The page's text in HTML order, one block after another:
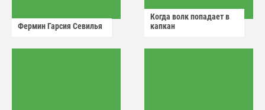
Фермин Гарсия Севилья
Когда волк попадает в
капкан